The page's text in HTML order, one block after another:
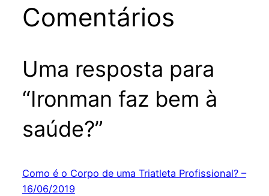
Comentários
Uma resposta para
“Ironman faz bem à
saúde?”
Como é o Corpo de uma Triatleta Profissional? –
16/06/2019